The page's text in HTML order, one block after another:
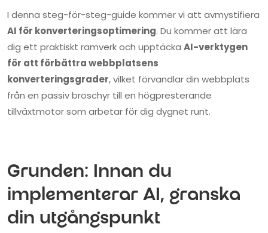
I denna steg-för-steg-guide kommer vi att avmystifiera
AI för konverteringsoptimering. Du kommer att lära
dig ett praktiskt ramverk och upptäcka AI-verktygen
för att förbättra webbplatsens
konverteringsgrader, vilket förvandlar din webbplats
från en passiv broschyr till en högpresterande
tillväxtmotor som arbetar för dig dygnet runt.
Grunden: Innan du
implementerar AI, granska
din utgångspunkt